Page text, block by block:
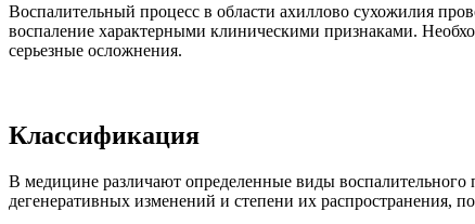
Воспалительный процесс в области ахиллово сухожилия
воспаление характерными клиническими признаками.
серьезные осложнения.
Классификация
В медицине различают определенные виды воспалительного
дегенеративных изменений и степени их распространения,